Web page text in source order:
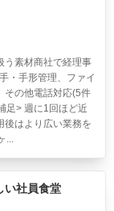
う素材商社で経理事
・手形管理、ファイ
その他電話対応(5件
足> 週に1回ほど近
後はより広い業務を
...
い社員食堂